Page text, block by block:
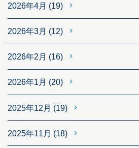
2026年4月 (19)
2026年3月 (12)
2026年2月 (16)
2026年1月 (20)
2025年12月 (19)
2025年11月 (18)